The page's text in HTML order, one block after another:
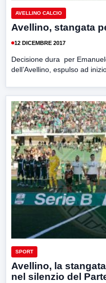
AVELLINO CALCIO
Avellino, stangata
12 DICEMBRE 2017
Decisione dura per
dell’Avellino, espulso ad
SPORT
Avellino, la
nel silenzio del